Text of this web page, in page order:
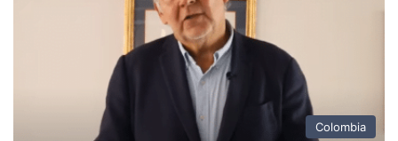
Colombia